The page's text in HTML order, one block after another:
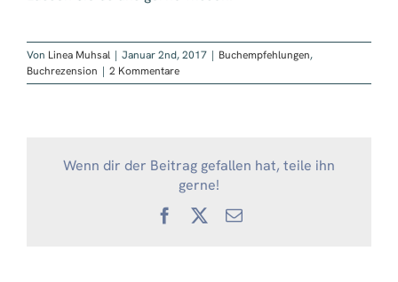
Von Linea Muhsal | Januar 2nd, 2017 | Buchempfehlungen,
Buchrezension | 2 Kommentare
Wenn dir der Beitrag gefallen hat, teile ihn
gerne!
Facebook
X
E-